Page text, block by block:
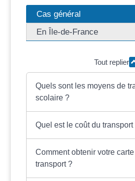
Cas général
En Île-de-France
Tout replier
Quels sont les moyens de
scolaire ?
Quel est le coût du transport
Comment obtenir votre
transport ?